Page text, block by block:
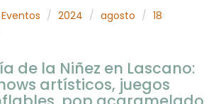
Eventos 2024 agosto
18
de la Niñez en Lascano:
artísticos, juegos